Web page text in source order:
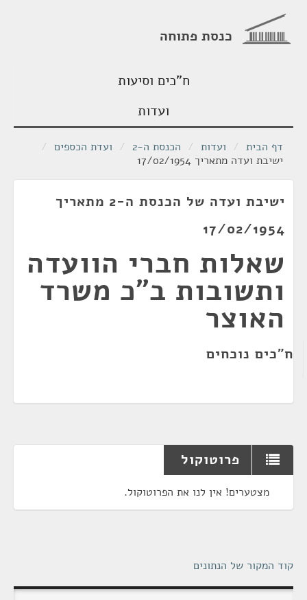
כנסת פתוחה
ח"כים וסיעות
ועדות
דף הבית / ועדות / הכנסת ה-2 / ועדת הכספים /
ישיבת ועדה מתאריך 17/02/1954
ישיבת ועדה של הכנסת ה-2 מתאריך
17/02/1954
שאלות חברי הוועדה
ותשובות ב"כ משרד
האוצר
ח"כים נוכחים
פרוטוקול
מצטערים! אין לנו את הפרוטוקול.
קוד המקור של הנתונים